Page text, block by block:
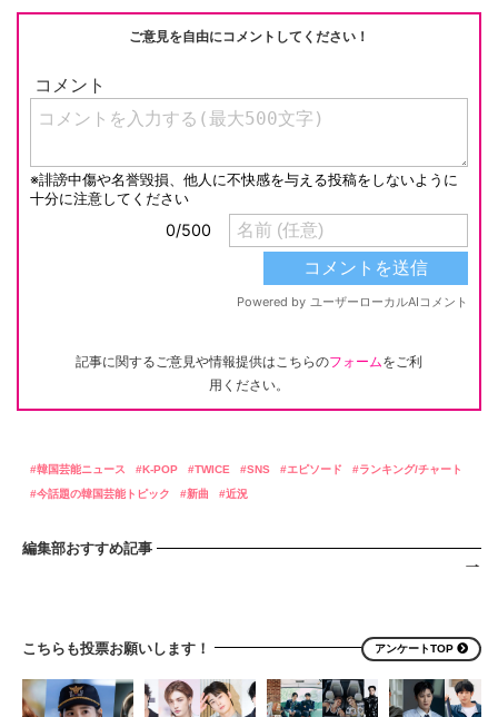
k
ご意見を自由にコメントしてください！
記事に関するご意見や情報提供はこちらのフォームをご利
用ください。
韓国芸能ニュース K-POP TWICE SNS エピソード
ランキング/チャート
今話題の韓国芸能トピック
新曲 近況
編集部おすすめ記事
こちらも投票お願いします！ アンケートTOP